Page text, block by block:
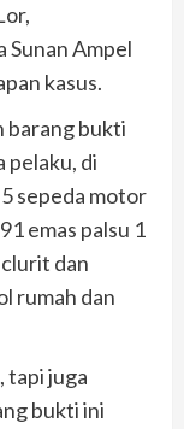
Ampel
kasus.
barang bukti
pelaku, di
sepeda motor
emas palsu 1
dan
rumah dan
tapi juga
bukti ini